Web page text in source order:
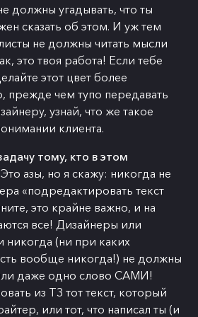
должны угадывать, что ты
сказать об этом. И уж тем
не должны читать мысли
это твоя работа! Если тебе
этот цвет более
прежде чем тупо передавать
узнай, что же такое
клиента.
тому, кто в этом
Это азы, но я скажу: никогда не
«подредактировать текст
это крайне важно, и на
все! Дизайнеры или
никогда (ни при каких
вообще никогда!) не должны
даже одно слово САМИ!
из ТЗ тот текст, который
или тот, что написал ты (и